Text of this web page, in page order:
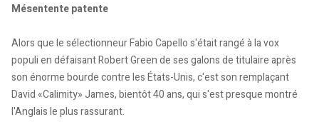
Mésentente patente
Alors que le sélectionneur Fabio Capello s'était rangé à la vox
populi en défaisant Robert Green de ses galons de titulaire après
son énorme bourde contre les États-Unis, c'est son remplaçant
David «Calimity» James, bientôt 40 ans, qui s'est presque montré
l'Anglais le plus rassurant.